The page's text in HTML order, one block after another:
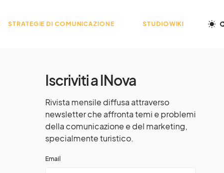
STRATEGIE DI COMUNICAZIONE STUDIOWIKI
Iscriviti a INova
Rivista mensile diffusa attraverso
newsletter che affronta temi e problemi
della comunicazione e del marketing,
specialmente turistico.
Email